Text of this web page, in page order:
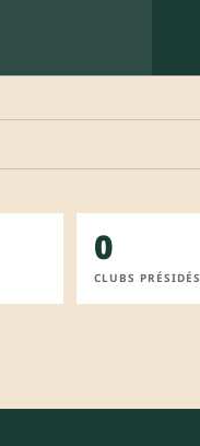
0
CLUBS PRÉSIDÉS